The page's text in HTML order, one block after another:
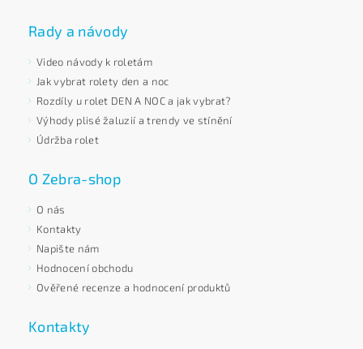
Rady a návody
Video návody k roletám
Jak vybrat rolety den a noc
Rozdíly u rolet DEN A NOC a jak vybrat?
Výhody plisé žaluzií a trendy ve stínění
Údržba rolet
O Zebra-shop
O nás
Kontakty
Napište nám
Hodnocení obchodu
Ověřené recenze a hodnocení produktů
Kontakty